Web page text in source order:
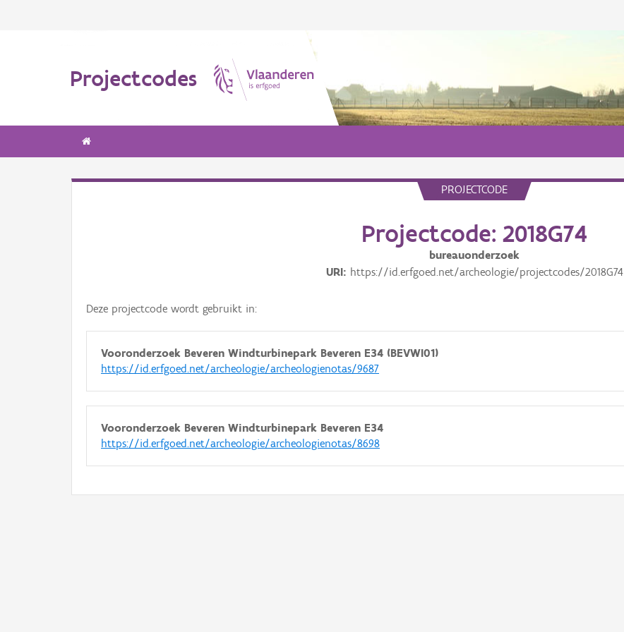
Projectcodes
PROJECTCODE
Projectcode: 2018G74
bureauonderzoek
URI
https://id.erfgoed.net/archeologie/projectcodes/2018G74
Deze projectcode wordt gebruikt in:
Vooronderzoek Beveren Windturbinepark Beveren E34 (BEVWI01)
https://id.erfgoed.net/archeologie/archeologienotas/9687
Vooronderzoek Beveren Windturbinepark Beveren E34
https://id.erfgoed.net/archeologie/archeologienotas/8698